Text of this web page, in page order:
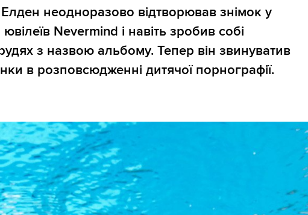
неодноразово відтворював знімок у
Nevermind і навіть зробив собі
з назвою альбому. Тепер він звинуватив
в розповсюдженні дитячої порнографії.